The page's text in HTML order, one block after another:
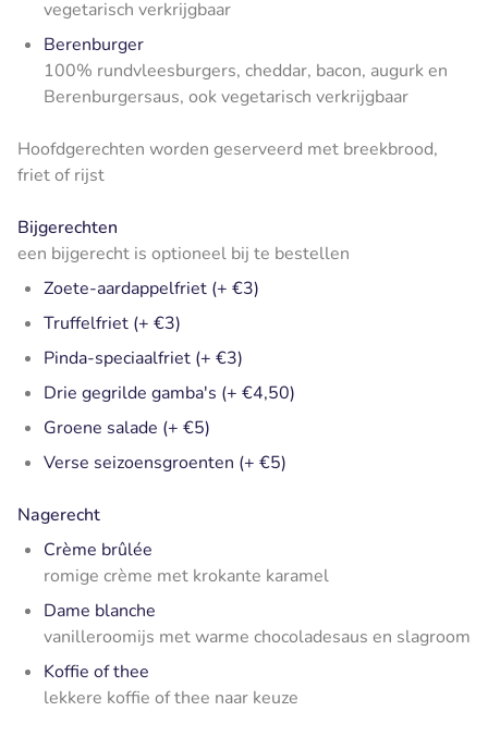
vegetarisch verkrijgbaar
Berenburger
100% rundvleesburgers, cheddar, bacon, augurk en
Berenburgersaus, ook vegetarisch verkrijgbaar
Hoofdgerechten worden geserveerd met breekbrood,
friet of rijst
Bijgerechten
een bijgerecht is optioneel bij te bestellen
Zoete-aardappelfriet (+ €3)
Truffelfriet (+ €3)
Pinda-speciaalfriet (+ €3)
Drie gegrilde gamba's (+ €4,50)
Groene salade (+ €5)
Verse seizoensgroenten (+ €5)
Nagerecht
Crème brûlée
romige crème met krokante karamel
Dame blanche
vanilleroomijs met warme chocoladesaus en slagroom
Koffie of thee
lekkere koffie of thee naar keuze